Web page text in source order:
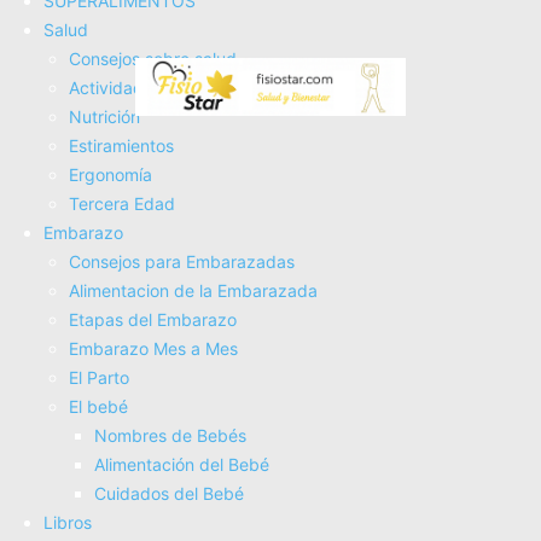
Salud
Consejos sobre salud
Actividad Fí­sica
Nutrición
Estiramientos
Ergonomí­a
Tercera Edad
Embarazo
Consejos para Embarazadas
Alimentacion de la Embarazada
Etapas del Embarazo
Embarazo Mes a Mes
El Parto
El bebé
Nombres de Bebés
Alimentación del Bebé
Cuidados del Bebé
Libros
Tienda Bebes
Fisioterapia
Electroterapia
Tratamientos
Masajes
SUPERALIMENTOS
Salud
Consejos sobre salud
Actividad Fí­sica
Nutrición
Estiramientos
Ergonomí­a
Tercera Edad
Embarazo
Consejos para Embarazadas
Alimentacion de la Embarazada
Etapas del Embarazo
Embarazo Mes a Mes